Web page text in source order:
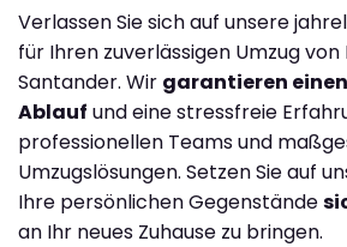
Verlassen Sie sich auf unsere
für Ihren zuverlässigen Umzug
Santander. Wir garantieren
Ablauf und eine stressfreie
professionellen Teams und
Umzugslösungen. Setzen Sie auf
Ihre persönlichen Gegenstände
an Ihr neues Zuhause zu bringen.